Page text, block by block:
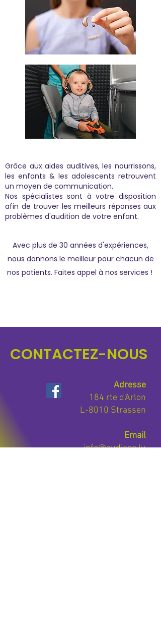
Grâce aux aides auditives, les nourrissons,
les enfants & les adolescents retrouvent
un moyen de communication.
Nos spécialistes sont à votre disposition
afin de trouver les meilleurs réponses aux
problèmes d'audition de votre enfant.
Avec plus de 30 années d'expériences,
nous donnons le meilleur pour chacun de
nos patients. Faites appel à nos services !
CONTACTEZ-NOUS
Adresse
184 rte d'Arlon
L-8010 Strassen
Email
info@audiese.lu